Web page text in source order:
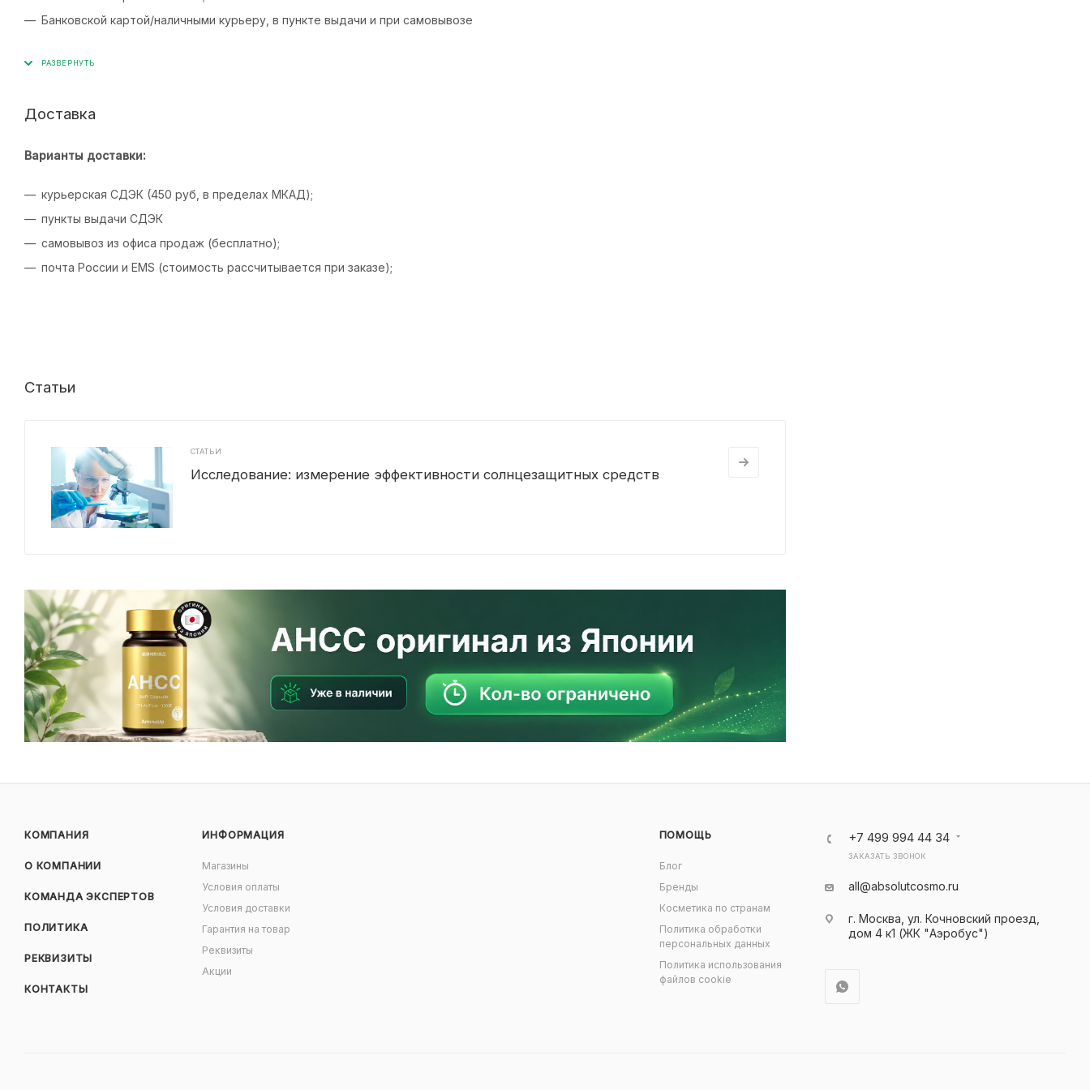
Банковской картой/наличными курьеру, в пункте выдачи и при самовывозе
Доставка
Варианты доставки:
курьерская СДЭК (450 руб, в пределах МКАД);
пункты выдачи СДЭК
самовывоз из офиса продаж (бесплатно);
почта России и EMS (стоимость рассчитывается при заказе);
Статьи
СТАТЬИ
Исследование: измерение эффективности солнцезащитных средств
КОМПАНИЯ
О КОМПАНИИ
КОМАНДА ЭКСПЕРТОВ
ПОЛИТИКА
РЕКВИЗИТЫ
КОНТАКТЫ
ИНФОРМАЦИЯ
Магазины
Условия оплаты
Условия доставки
Гарантия на товар
Реквизиты
Акции
ПОМОЩЬ
Блог
Бренды
Косметика по странам
Политика обработки
персональных данных
Политика использования
файлов cookie
+7 499 994 44 34
ЗАКАЗАТЬ ЗВОНОК
all@absolutcosmo.ru
г. Москва, ул. Кочновский проезд,
дом 4 к1 (ЖК "Аэробус")